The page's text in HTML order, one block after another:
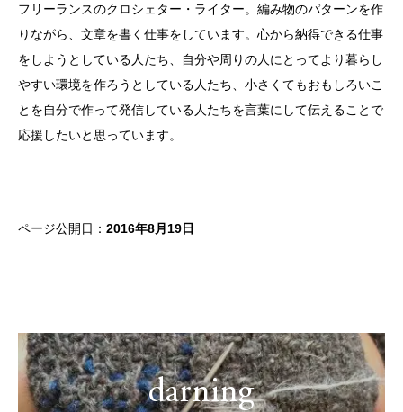
フリーランスのクロシェター・ライター。編み物のパターンを作
りながら、文章を書く仕事をしています。心から納得できる仕事
をしようとしている人たち、自分や周りの人にとってより暮らし
やすい環境を作ろうとしている人たち、小さくてもおもしろいこ
とを自分で作って発信している人たちを言葉にして伝えることで
応援したいと思っています。
ページ公開日： 2016年8月19日
darning